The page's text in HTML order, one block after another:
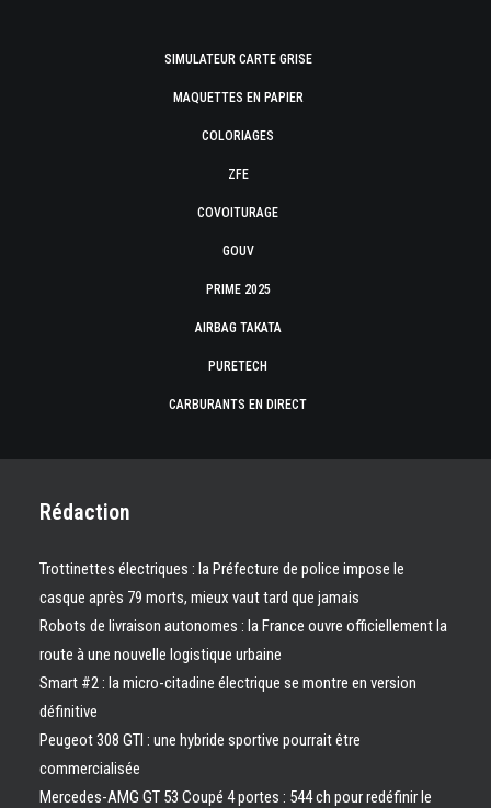
SIMULATEUR CARTE GRISE
MAQUETTES EN PAPIER
COLORIAGES
ZFE
COVOITURAGE
GOUV
PRIME 2025
AIRBAG TAKATA
PURETECH
CARBURANTS EN DIRECT
Rédaction
Trottinettes électriques : la Préfecture de police impose le
casque après 79 morts, mieux vaut tard que jamais
Robots de livraison autonomes : la France ouvre officiellement la
route à une nouvelle logistique urbaine
Smart #2 : la micro-citadine électrique se montre en version
définitive
Peugeot 308 GTI : une hybride sportive pourrait être
commercialisée
Mercedes-AMG GT 53 Coupé 4 portes : 544 ch pour redéfinir le